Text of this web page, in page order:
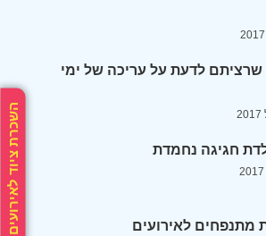
השכרת ציוד לאירועים
לדעת על עריכה של ימי
חגיגה נחמדת
מתנפחים לאירועים